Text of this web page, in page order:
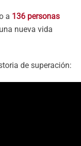
a 136 personas
nueva vida
de superación: